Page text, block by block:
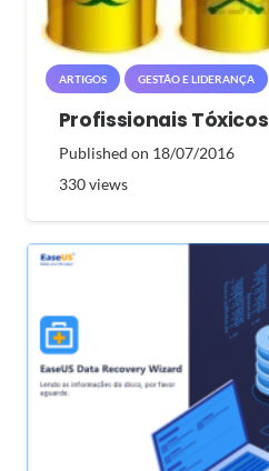
ARTIGOS GESTÃO E LIDERANÇA
Profissionais Tóxicos
Published on 18/07/2016
330views